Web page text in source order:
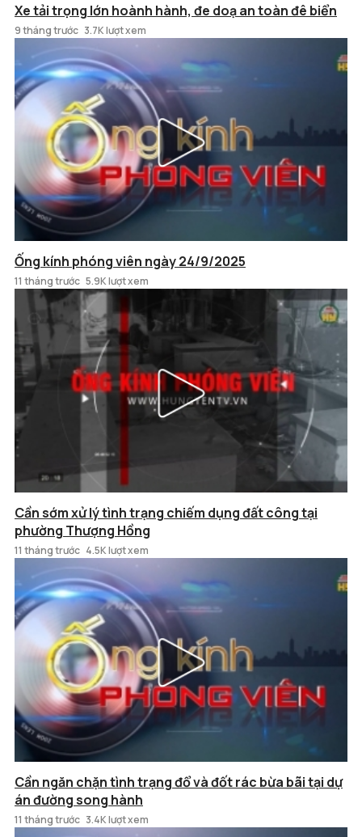
Xe tải trọng lớn hoành hành, đe doạ an toàn đê biển
9 tháng trước 3.7K lượt xem
Ống kính phóng viên ngày 24/9/2025
11 tháng trước 5.9K lượt xem
Cần sớm xử lý tình trạng chiếm dụng đất công tại
phường Thượng Hồng
11 tháng trước 4.5K lượt xem
Cần ngăn chặn tình trạng đổ và đốt rác bừa bãi tại dự
án đường song hành
11 tháng trước 3.4K lượt xem